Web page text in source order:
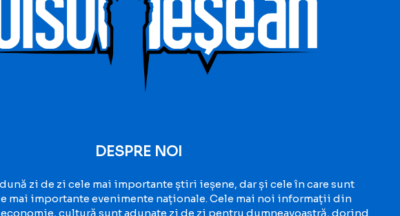
DESPRE NOI
zi de zi cele mai importante știri ieșene, dar și cele în care sunt
mai importante evenimente naționale. Cele mai noi informații din
cultură sunt adunate zi de zi pentru dumneavoastră, dorind